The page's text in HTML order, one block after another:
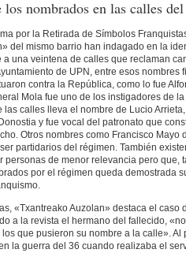
los nombrados en las calles
por la Retirada de Símbolos
del mismo barrio han indagado en la
a una veintena de calles que reclaman
de UPN, entre esos nombres
contra la República, como lo fue
Mola fue uno de los instigadores de
las calles lleva el nombre de Lucio
y fue vocal del patronato que
Otros nombres como Francisco Mayo
partidarios del régimen. También
personas de menor relevancia pero que,
por el régimen queda demostrada
«Txantreako Auzolan» destaca el caso
a la revista el hermano del fallecido,
que pusieron su nombre a la calle». Al
la guerra del 36 cuando realizaba el